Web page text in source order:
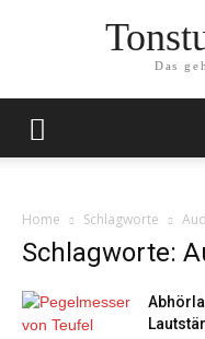
Das
Home Schlagworte
Schlagworte: